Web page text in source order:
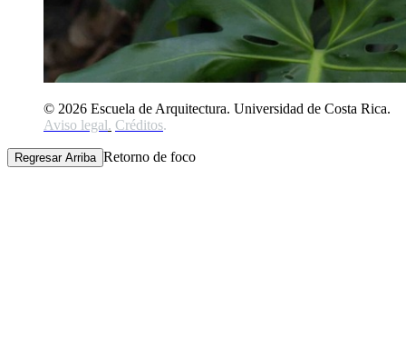
© 2026 Escuela de Arquitectura. Universidad de Costa Rica.
Aviso legal. Créditos.
Regresar Arriba Retorno de foco